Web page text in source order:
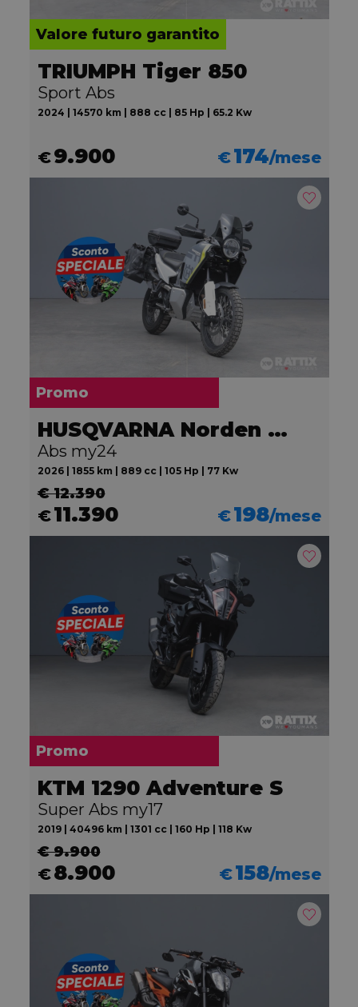
Valore futuro garantito
TRIUMPH Tiger 850
Sport Abs
2024 | 14570 km | 888 cc | 85 Hp | 65.2 Kw
€9.900 €174/mese
Promo
HUSQVARNA Norden 901
Abs my24
2026 | 1855 km | 889 cc | 105 Hp | 77 Kw
€ 12.390
€11.390 €198/mese
Promo
KTM 1290 Adventure S
Super Abs my17
2019 | 40496 km | 1301 cc | 160 Hp | 118 Kw
€ 9.900
€8.900 €158/mese